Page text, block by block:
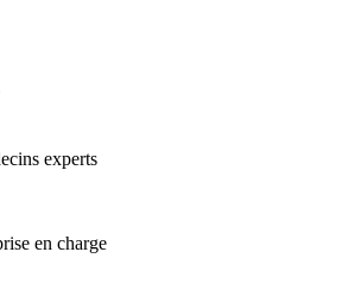
experts
en charge